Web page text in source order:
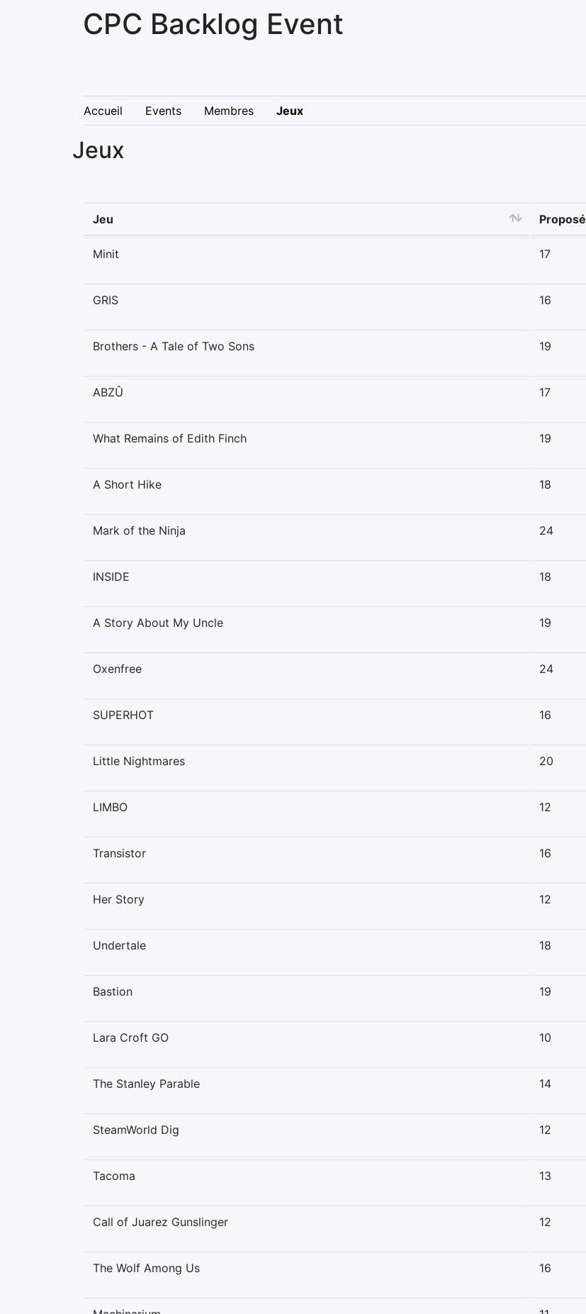
CPC Backlog Event
Accueil Events Membres Jeux
Jeux
Jeu Proposé
Minit 17
GRIS 16
Brothers - A Tale of Two Sons 19
ABZÛ 17
What Remains of Edith Finch 19
A Short Hike 18
Mark of the Ninja 24
INSIDE 18
A Story About My Uncle 19
Oxenfree 24
SUPERHOT 16
Little Nightmares 20
LIMBO 12
Transistor 16
Her Story 12
Undertale 18
Bastion 19
Lara Croft GO 10
The Stanley Parable 14
SteamWorld Dig 12
Tacoma 13
Call of Juarez Gunslinger 12
The Wolf Among Us 16